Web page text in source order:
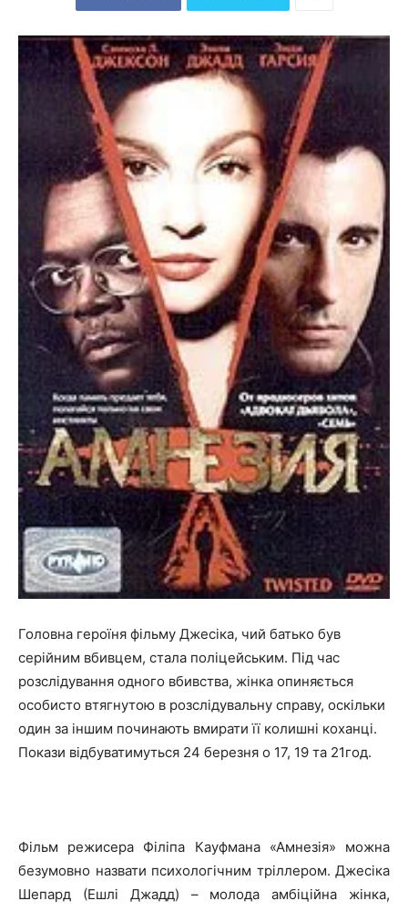
Головна героїня фільму Джесіка, чий батько був
серійним вбивцем, стала поліцейським. Під час
розслідування одного вбивства, жінка опиняється
особисто втягнутою в розслідувальну справу, оскільки
один за іншим починають вмирати її колишні коханці.
Покази відбуватимуться 24 березня о 17, 19 та 21год.
Фільм режисера Філіпа Кауфмана «Амнезія» можна
безумовно назвати психологічним тріллером. Джесіка
Шепард (Ешлі Джадд) – молода амбіційна жінка,